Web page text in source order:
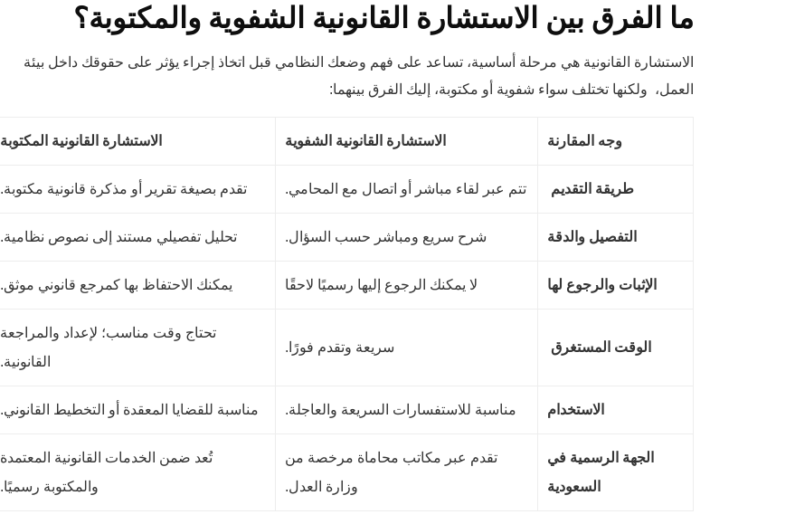
ما الفرق بين الاستشارة القانونية الشفوية والمكتوبة؟
الاستشارة القانونية هي مرحلة أساسية، تساعد على فهم وضعك النظامي قبل اتخاذ إجراء يؤثر على حقوقك داخل بيئة
العمل، ولكنها تختلف سواء شفوية أو مكتوبة، إليك الفرق بينهما:
وجه المقارنة الاستشارة القانونية الشفوية الاستشارة القانونية المكتوبة
طريقة التقديم تتم عبر لقاء مباشر أو اتصال مع المحامي. تقدم بصيغة تقرير أو مذكرة قانونية مكتوبة.
التفصيل والدقة شرح سريع ومباشر حسب السؤال. تحليل تفصيلي مستند إلى نصوص نظامية.
الإثبات والرجوع لها لا يمكنك الرجوع إليها رسميًا لاحقًا يمكنك الاحتفاظ بها كمرجع قانوني موثق.
الوقت المستغرق سريعة وتقدم فورًا.
تحتاج وقت مناسب؛ لإعداد والمراجعة
القانونية.
الاستخدام مناسبة للاستفسارات السريعة والعاجلة. مناسبة للقضايا المعقدة أو التخطيط القانوني.
الجهة الرسمية في
السعودية
تقدم عبر مكاتب محاماة مرخصة من
وزارة العدل.
تُعد ضمن الخدمات القانونية المعتمدة
والمكتوبة رسميًا.